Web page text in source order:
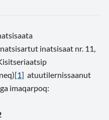
inatsisaat nr. 11,
[1] atuutilernissaanut
imaqarpoq: